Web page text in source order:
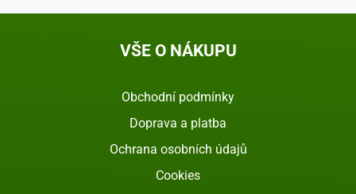
VŠE O NÁKUPU
Obchodní podmínky
Doprava a platba
Ochrana osobních údajů
Cookies